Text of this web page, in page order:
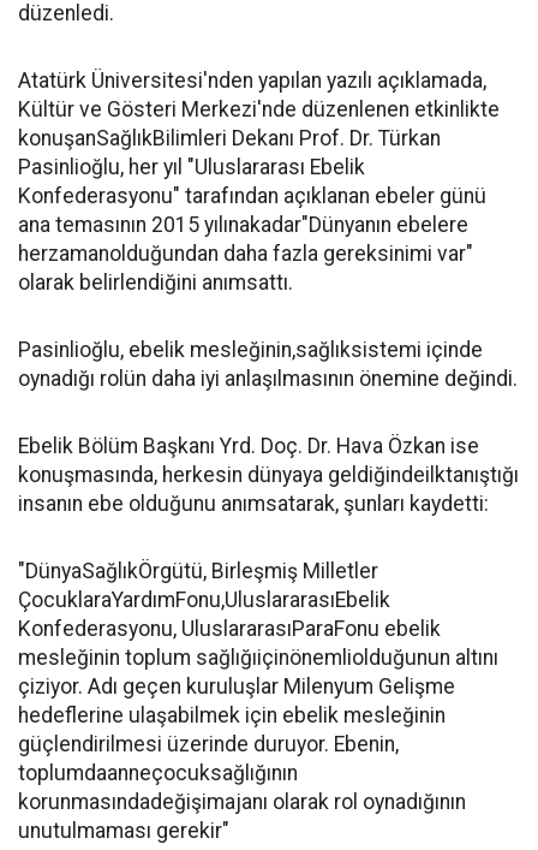
düzenledi.
Atatürk Üniversitesi'nden yapılan yazılı açıklamada,
Kültür ve Gösteri Merkezi'nde düzenlenen etkinlikte
konuşanSağlıkBilimleri Dekanı Prof. Dr. Türkan
Pasinlioğlu, her yıl "Uluslararası Ebelik
Konfederasyonu" tarafından açıklanan ebeler günü
ana temasının 2015 yılınakadar"Dünyanın ebelere
herzamanolduğundan daha fazla gereksinimi var"
olarak belirlendiğini anımsattı.
Pasinlioğlu, ebelik mesleğinin,sağlıksistemi içinde
oynadığı rolün daha iyi anlaşılmasının önemine değindi.
Ebelik Bölüm Başkanı Yrd. Doç. Dr. Hava Özkan ise
konuşmasında, herkesin dünyaya geldiğindeilktanıştığı
insanın ebe olduğunu anımsatarak, şunları kaydetti:
"DünyaSağlıkÖrgütü, Birleşmiş Milletler
ÇocuklaraYardımFonu,UluslararasıEbelik
Konfederasyonu, UluslararasıParaFonu ebelik
mesleğinin toplum sağlığıiçinönemliolduğunun altını
çiziyor. Adı geçen kuruluşlar Milenyum Gelişme
hedeflerine ulaşabilmek için ebelik mesleğinin
güçlendirilmesi üzerinde duruyor. Ebenin,
toplumdaanneçocuksağlığının
korunmasındadeğişimajanı olarak rol oynadığının
unutulmaması gerekir"